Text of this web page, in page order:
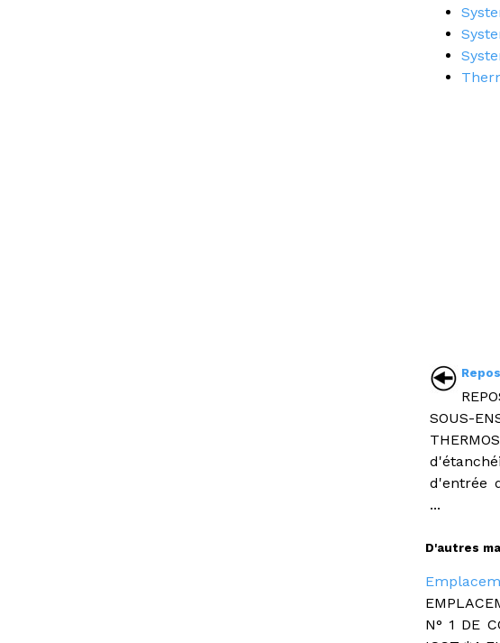
SOUS-
d'entrée
...
D'autres
N° 1 DE